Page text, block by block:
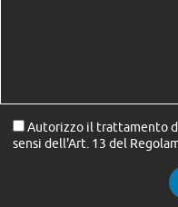
Autorizzo il trattamento
sensi dell'Art. 13 del
Si prega di lasciare vuoto